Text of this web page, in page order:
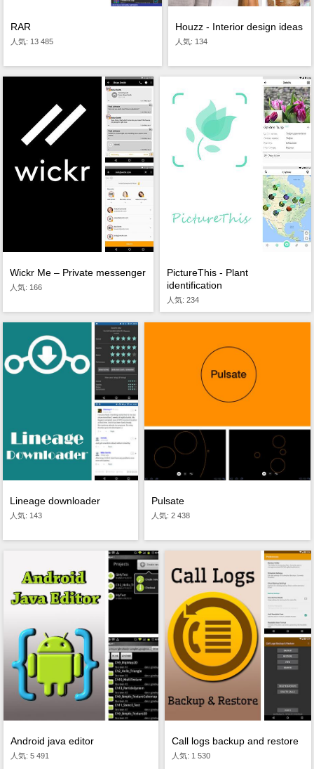
RAR
人気: 13 485
Houzz - Interior design ideas
人気: 134
Wickr Me – Private messenger
人気: 166
PictureThis - Plant
identification
人気: 234
Lineage downloader
人気: 143
Pulsate
人気: 2 438
Android java editor
人気: 5 491
Call logs backup and restore
人気: 1 530